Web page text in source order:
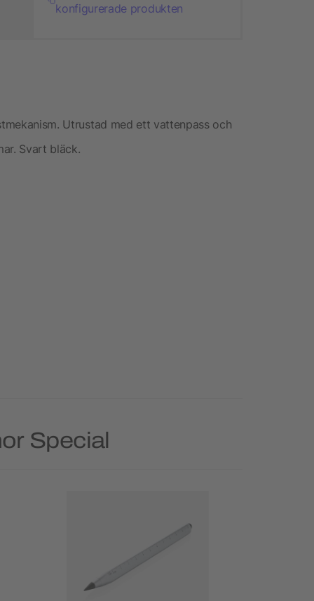
konfigurerade produkten
Utrustad med ett vattenpass och
Svart bläck.
Special